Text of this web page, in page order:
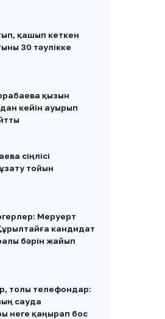
Ұлдананың
көпқабатты үйдің
жылан
Тұрғындар үрей
қашып кеткен
30 тәулікке
қызын
кейін ауырып
сіңлісі
тойын
Меруерт
кандидат
бәрін жайып
толы телефондар:
сауда
неге қаңырап бос